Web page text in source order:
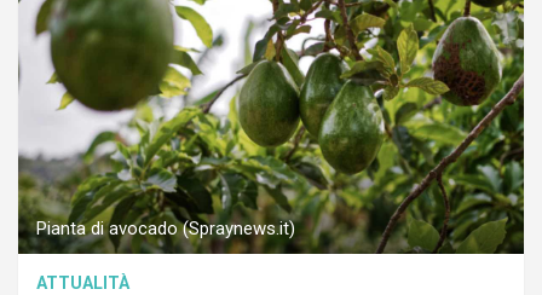
Pianta di avocado (Spraynews.it)
ATTUALITÀ